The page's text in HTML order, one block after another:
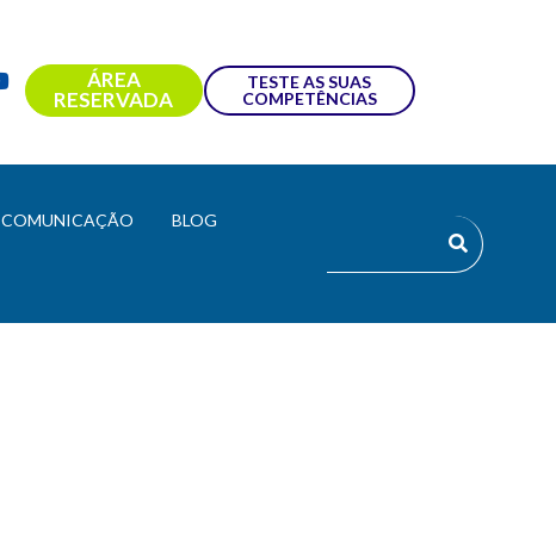
ÁREA
RESERVADA
TESTE AS SUAS
COMPETÊNCIAS
COMUNICAÇÃO BLOG